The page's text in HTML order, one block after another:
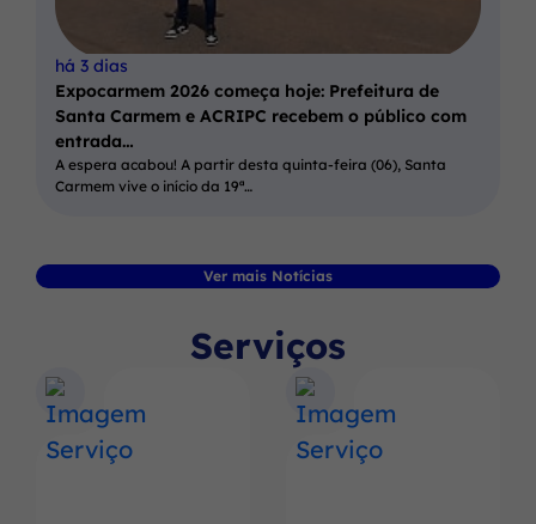
há 3 dias
Expocarmem 2026 começa hoje: Prefeitura de
Santa Carmem e ACRIPC recebem o público com
entrada…
A espera acabou! A partir desta quinta-feira (06), Santa
Carmem vive o início da 19ª…
Ver mais Notícias
Serviços